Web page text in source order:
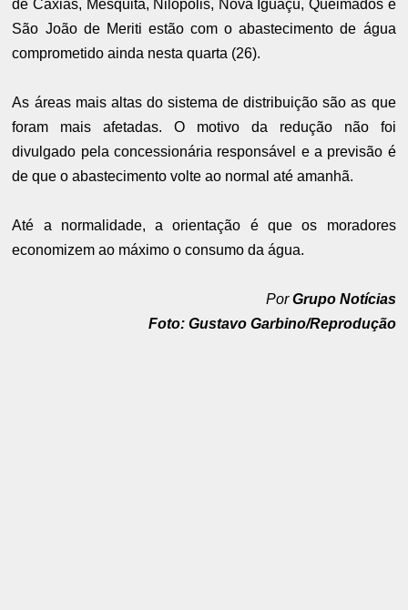
de Caxias, Mesquita, Nilópolis, Nova Iguaçu, Queimados e
São João de Meriti estão com o abastecimento de água
comprometido ainda nesta quarta (26).
As áreas mais altas do sistema de distribuição são as que
foram mais afetadas. O motivo da redução não foi
divulgado pela concessionária responsável e a previsão é
de que o abastecimento volte ao normal até amanhã.
Até a normalidade, a orientação é que os moradores
economizem ao máximo o consumo da água.
PorGrupo Notícias
Foto: Gustavo Garbino/Reprodução